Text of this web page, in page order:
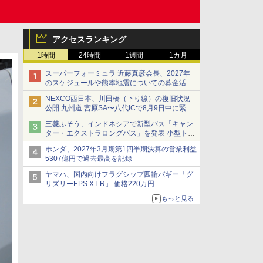
アクセスランキング
1時間 24時間 1週間 1カ月
スーパーフォーミュラ 近藤真彦会長、2027年
のスケジュールや熊本地震についての募金活動
を紹介
NEXCO西日本、川田橋（下り線）の復旧状況
公開 九州道 宮原SA〜八代ICで8月9日中に緊急
車両を通行可能に
三菱ふそう、インドネシアで新型バス「キャン
ター・エクストラロングバス」を発表 小型トラ
ックベースの観光・旅客輸送向けバス
ホンダ、2027年3月期第1四半期決算の営業利益
5307億円で過去最高を記録
ヤマハ、国内向けフラグシップ四輪バギー「グ
リズリーEPS XT-R」 価格220万円
もっと見る